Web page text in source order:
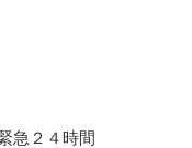
急２４時間